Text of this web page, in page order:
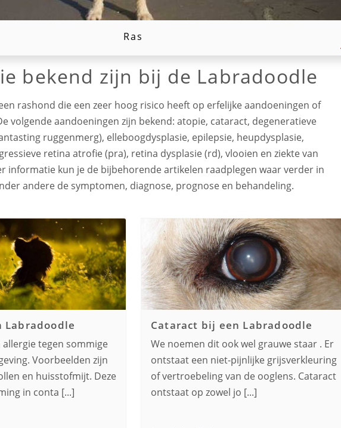
Ras
bekend zijn bij de Labradoodle
rashond die een zeer hoog risico heeft op erfelijke aandoeningen of
volgende aandoeningen zijn bekend: atopie, cataract, degeneratieve
ruggenmerg), elleboogdysplasie, epilepsie, heupdysplasie,
retina atrofie (pra), retina dysplasie (rd), vlooien en ziekte van
informatie kun je de bijbehorende artikelen raadplegen waar verder in
andere de symptomen, diagnose, prognose en behandeling.
Labradoodle
allergie tegen sommige
Voorbeelden zijn
en huisstofmijt. Deze
in conta [...]
Cataract bij een Labradoodle
We noemen dit ook wel grauwe staar . Er
ontstaat een niet-pijnlijke grijsverkleuring
of vertroebeling van de ooglens. Cataract
ontstaat op zowel jo [...]